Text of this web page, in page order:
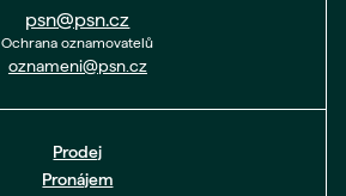
psn@psn.cz
Ochrana oznamovatelů
oznameni@psn.cz
Prodej
Pronájem